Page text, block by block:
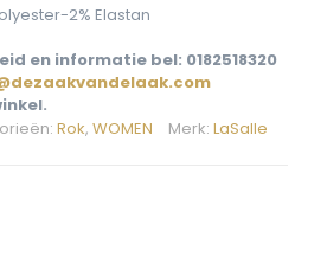
2% Elastan
en informatie bel: 0182518320
Rok, WOMEN Merk: LaSalle